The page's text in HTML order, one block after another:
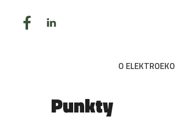
O ELEKTROEKO
Punkty